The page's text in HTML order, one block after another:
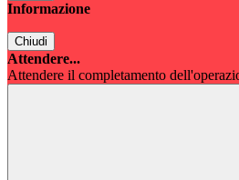
Informazione
Chiudi
Attendere...
Attendere il completamento